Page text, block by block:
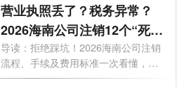
营业执照丢了？税务异常？
2026海南公司注销12个“死
结”一次性解开，海南老板速
藏！
导读：拒绝踩坑！2026海南公司注销
流程、手续及费用标准一次看懂，少
走弯...